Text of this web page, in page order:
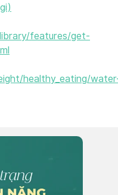
features/get-
healthy_eating/